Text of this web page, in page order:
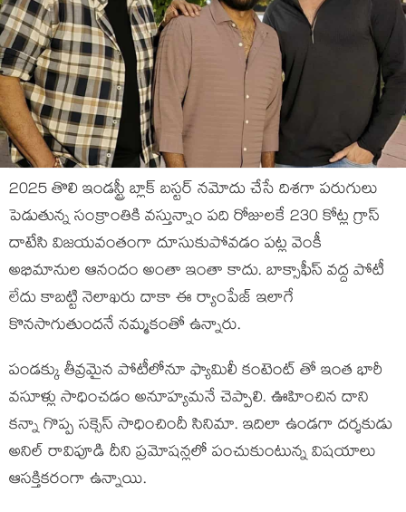
2025 తొలి ఇండస్ట్రీ బ్లాక్ బస్టర్ నమోదు చేసే దిశగా పరుగులు
పెడుతున్న సంక్రాంతికి వస్తున్నాం పది రోజులకే 230 కోట్ల గ్రాస్
దాటేసి విజయవంతంగా దూసుకుపోవడం పట్ల వెంకీ
అభిమానుల ఆనందం అంతా ఇంతా కాదు. బాక్సాఫీస్ వద్ద పోటీ
లేదు కాబట్టి నెలాఖరు దాకా ఈ ర్యాంపేజ్ ఇలాగే
కొనసాగుతుందనే నమ్మకంతో ఉన్నారు.
పండక్కు తీవ్రమైన పోటీలోనూ ఫ్యామిలీ కంటెంట్ తో ఇంత భారీ
వసూళ్లు సాధించడం అనూహ్యమనే చెప్పాలి. ఊహించిన దాని
కన్నా గొప్ప సక్సెస్ సాధించిందీ సినిమా. ఇదిలా ఉండగా దర్శకుడు
అనిల్ రావిపూడి దీని ప్రమోషన్లలో పంచుకుంటున్న విషయాలు
ఆసక్తికరంగా ఉన్నాయి.